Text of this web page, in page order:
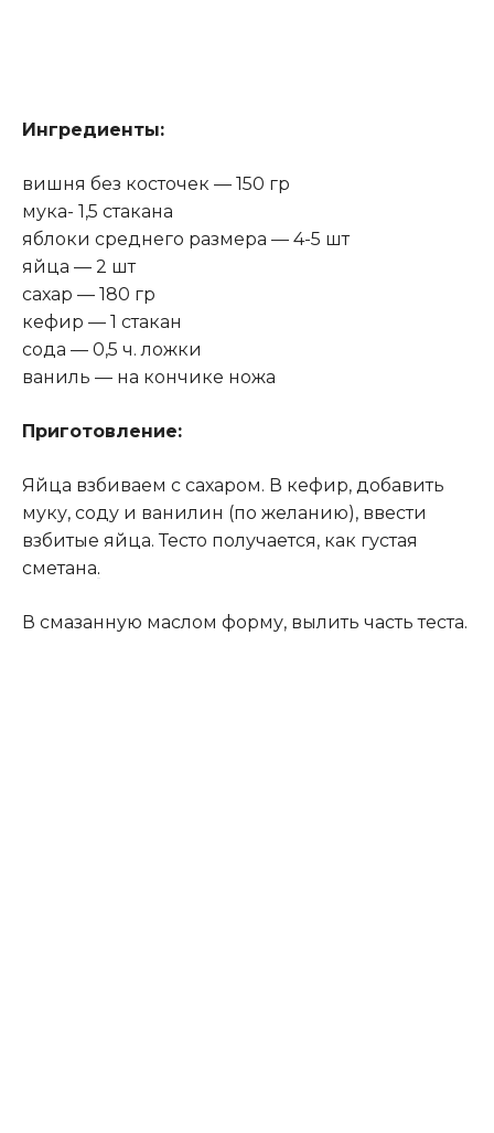
Ингредиенты:
вишня без косточек — 150 гр
мука- 1,5 стакана
яблоки среднего размера — 4-5 шт
яйца — 2 шт
сахар — 180 гр
кефир — 1 стакан
сода — 0,5 ч. ложки
ваниль — на кончике ножа
Приготовление:
Яйца взбиваем с сахаром. В кефир, добавить
муку, соду и ванилин (по желанию), ввести
взбитые яйца. Тесто получается, как густая
сметана.
В смазанную маслом форму, вылить часть теста.